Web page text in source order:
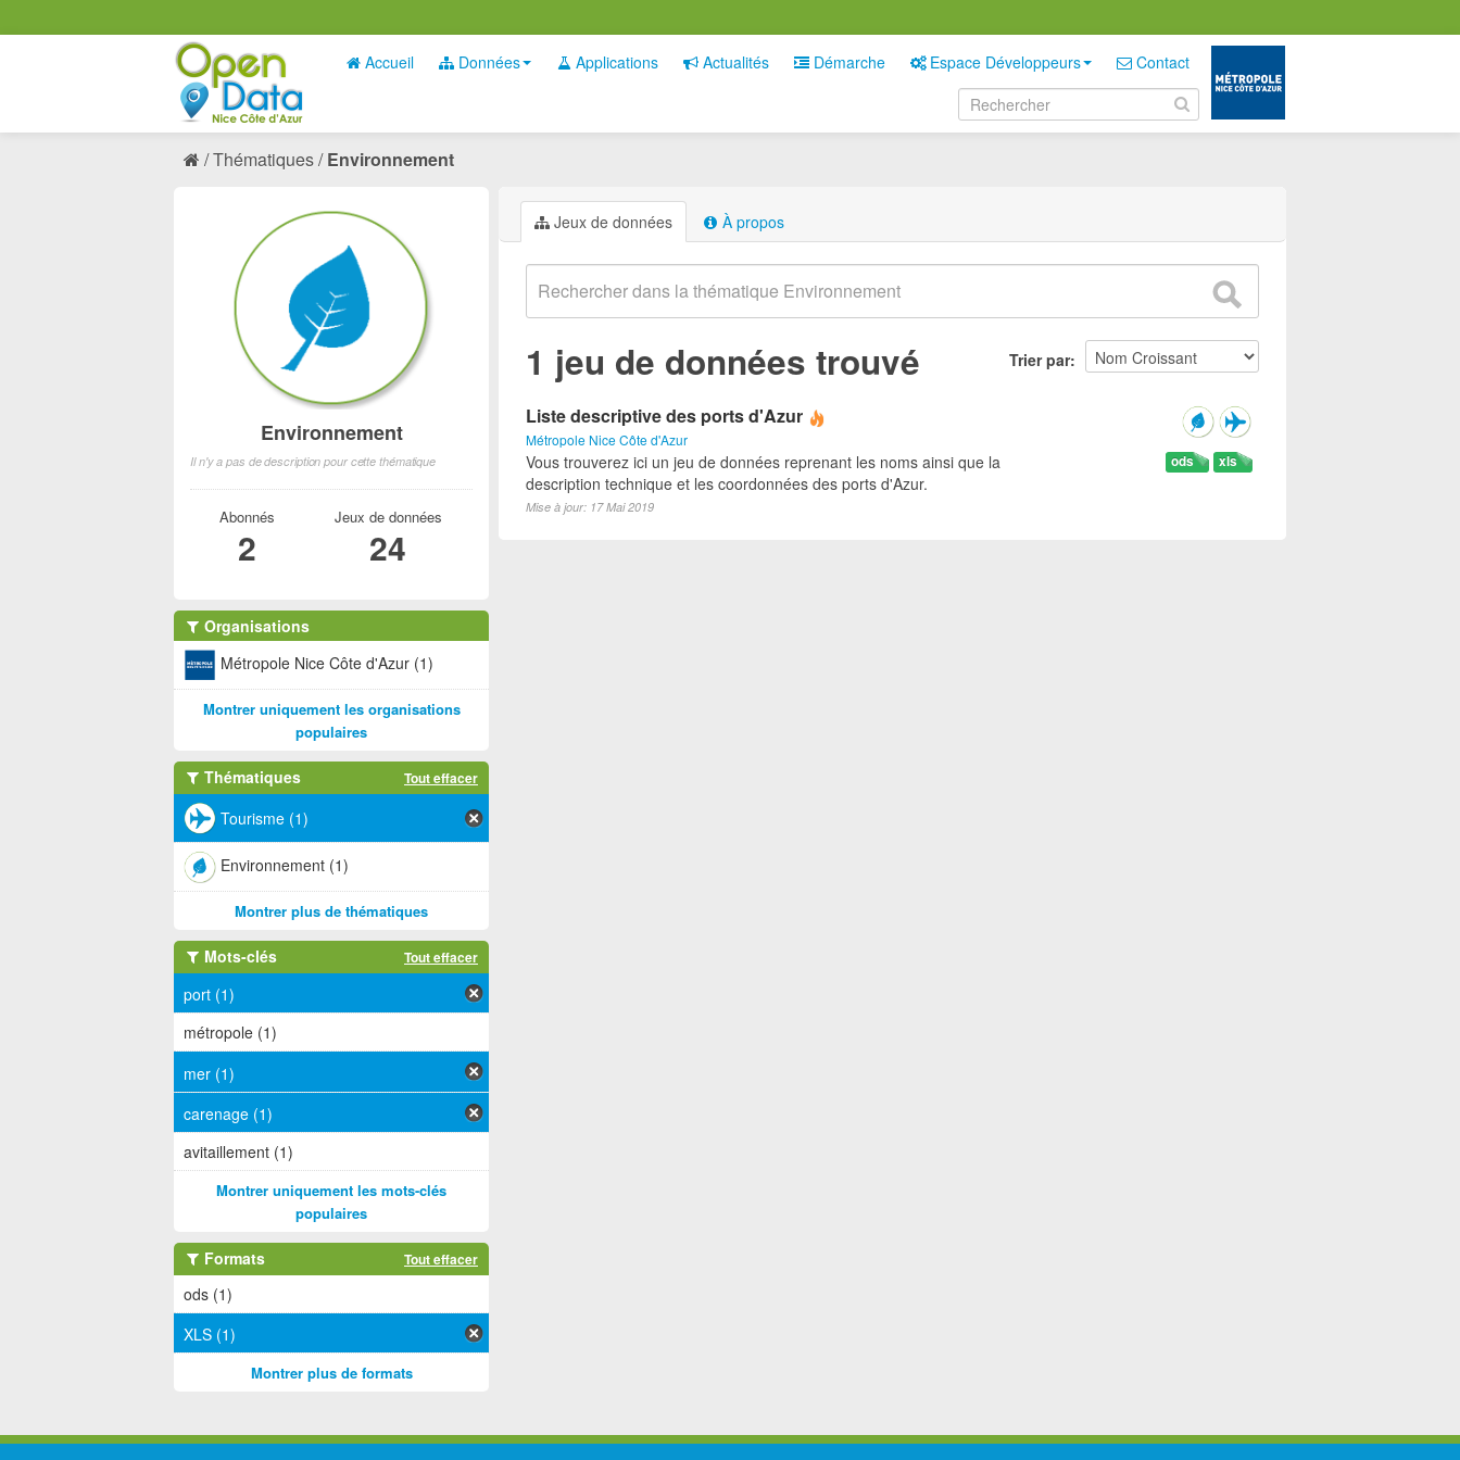
Accueil Données Applications Actualités Démarche Espace Développeurs Contact
Thématiques Environnement
Jeux de données À propos
Trier par
1 jeu de données trouvé
Liste descriptive des ports d'Azur
Métropole Nice Côte d'Azur
xls
ods
Vous trouverez ici un jeu de données reprenant les noms ainsi que la
description technique et les coordonnées des ports d'Azur.
Mise à jour: 17 Mai 2019
Environnement
Il n'y a pas de description pour cette thématique
Abonnés
2
Jeux de données
24
Organisations
Métropole Nice Côte d'Azur (1)
Montrer uniquement les organisations
populaires
Thématiques Tout effacer
Tourisme (1)
Environnement (1)
Montrer plus de thématiques
Mots-clés Tout effacer
port (1)
métropole (1)
mer (1)
carenage (1)
avitaillement (1)
Montrer uniquement les mots-clés
populaires
Formats Tout effacer
ods (1)
XLS (1)
Montrer plus de formats